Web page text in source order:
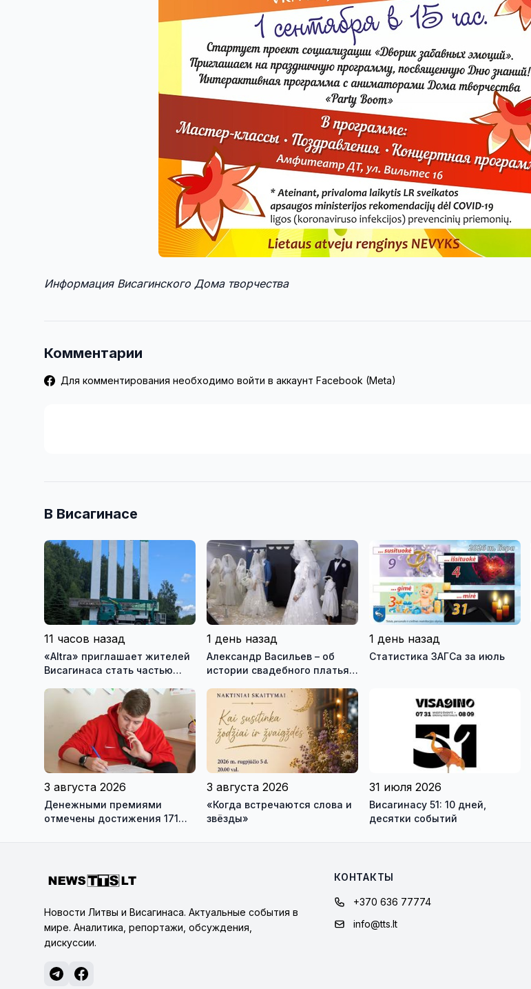
Информация Висагинского Дома творчества
Комментарии
Для комментирования необходимо войти в аккаунт Facebook (Meta)
В Висагинасе
11 часов назад
«Altra» приглашает жителей
Висагинаса стать частью
1 день назад
Александр Васильев – об
истории свадебного платья и
истории моды (видео)
1 день назад
Статистика ЗАГСа за июль
3 августа 2026
Денежными премиями
отмечены достижения 171
3 августа 2026
«Когда встречаются слова и
звёзды»
31 июля 2026
Висагинасу 51: 10 дней,
десятки событий
Новости Литвы и Висагинаса. Актуальные события в
мире. Аналитика, репортажи, обсуждения,
дискуссии.
КОНТАКТЫ
+370 636 77774
info@tts.lt